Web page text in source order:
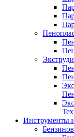
Инструменты